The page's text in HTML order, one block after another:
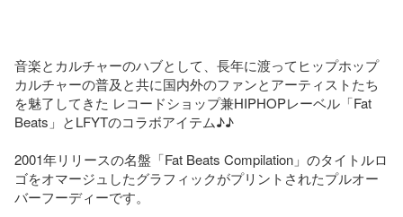
音楽とカルチャーのハブとして、長年に渡ってヒップホップ
カルチャーの普及と共に国内外のファンとアーティストたち
を魅了してきた レコードショップ兼HIPHOPレーベル「Fat
Beats」とLFYTのコラボアイテム♪♪
2001年リリースの名盤「Fat Beats Compilation」のタイトルロ
ゴをオマージュしたグラフィックがプリントされたプルオー
バーフーディーです。